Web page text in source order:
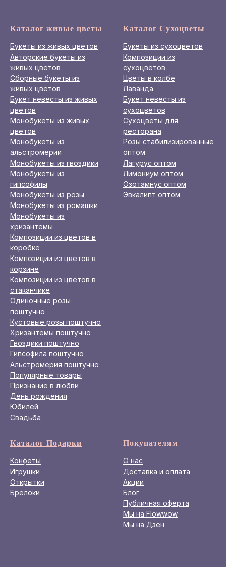
Каталог живые цветы
Букеты из живых цветов
Авторские букеты из
живых цветов
Сборные букеты из
живых цветов
Букет невесты из живых
цветов
Монобукеты из живых
цветов
Монобукеты из
альстромерии
Монобукеты из гвоздики
Монобукеты из
гипсофилы
Монобукеты из розы
Монобукеты из ромашки
Монобукеты из
хризантемы
Композиции из цветов в
коробке
Композиции из цветов в
корзине
Композиции из цветов в
стаканчике
Одиночные розы
поштучно
Кустовые розы поштучно
Хризантемы поштучно
Гвоздики поштучно
Гипсофила поштучно
Альстромерия поштучно
Популярные товары
Признание в любви
День рождения
Юбилей
Свадьба
Каталог Сухоцветы
Букеты из сухоцветов
Композиции из
сухоцветов
Цветы в колбе
Лаванда
Букет невесты из
сухоцветов
Сухоцветы для
ресторана
Розы стабилизированные
оптом
Лагурус оптом
Лимониум оптом
Озотамнус оптом
Эвкалипт оптом
Каталог Подарки
Конфеты
Игрушки
Открытки
Брелоки
Покупателям
О нас
Доставка и оплата
Акции
Блог
Публичная оферта
Мы на Flowwow
Мы на Дзен